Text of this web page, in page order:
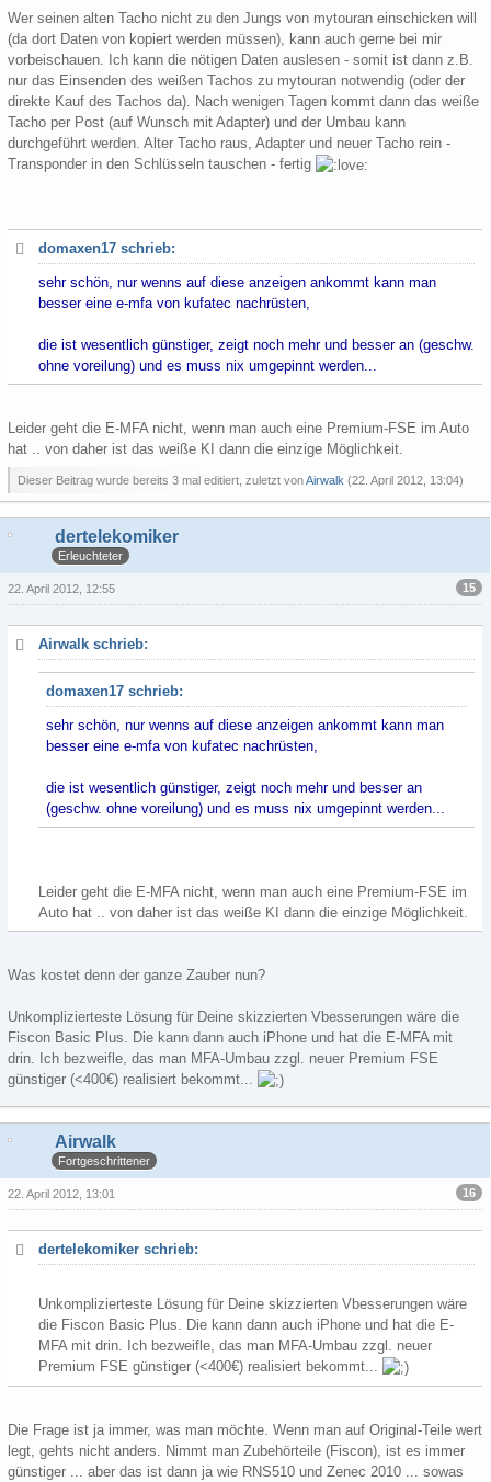
Wer seinen alten Tacho nicht zu den Jungs von mytouran einschicken will
(da dort Daten von kopiert werden müssen), kann auch gerne bei mir
vorbeischauen. Ich kann die nötigen Daten auslesen - somit ist dann z.B.
nur das Einsenden des weißen Tachos zu mytouran notwendig (oder der
direkte Kauf des Tachos da). Nach wenigen Tagen kommt dann das weiße
Tacho per Post (auf Wunsch mit Adapter) und der Umbau kann
durchgeführt werden. Alter Tacho raus, Adapter und neuer Tacho rein -
Transponder in den Schlüsseln tauschen - fertig
domaxen17 schrieb:
sehr schön, nur wenns auf diese anzeigen ankommt kann man
besser eine e-mfa von kufatec nachrüsten,
die ist wesentlich günstiger, zeigt noch mehr und besser an (geschw.
ohne voreilung) und es muss nix umgepinnt werden...
Leider geht die E-MFA nicht, wenn man auch eine Premium-FSE im Auto
hat .. von daher ist das weiße KI dann die einzige Möglichkeit.
Dieser Beitrag wurde bereits 3 mal editiert, zuletzt vonAirwalk (22. April 2012, 13:04)
dertelekomiker
Erleuchteter
15
22. April 2012, 12:55
Airwalk schrieb:
domaxen17 schrieb:
sehr schön, nur wenns auf diese anzeigen ankommt kann man
besser eine e-mfa von kufatec nachrüsten,
die ist wesentlich günstiger, zeigt noch mehr und besser an
(geschw. ohne voreilung) und es muss nix umgepinnt werden...
Leider geht die E-MFA nicht, wenn man auch eine Premium-FSE im
Auto hat .. von daher ist das weiße KI dann die einzige Möglichkeit.
Was kostet denn der ganze Zauber nun?
Unkomplizierteste Lösung für Deine skizzierten Vbesserungen wäre die
Fiscon Basic Plus. Die kann dann auch iPhone und hat die E-MFA mit
drin. Ich bezweifle, das man MFA-Umbau zzgl. neuer Premium FSE
günstiger (<400€) realisiert bekommt...
Airwalk
Fortgeschrittener
16
22. April 2012, 13:01
dertelekomiker schrieb:
Unkomplizierteste Lösung für Deine skizzierten Vbesserungen wäre
die Fiscon Basic Plus. Die kann dann auch iPhone und hat die E-
MFA mit drin. Ich bezweifle, das man MFA-Umbau zzgl. neuer
Premium FSE günstiger (<400€) realisiert bekommt...
Die Frage ist ja immer, was man möchte. Wenn man auf Original-Teile wert
legt, gehts nicht anders. Nimmt man Zubehörteile (Fiscon), ist es immer
günstiger ... aber das ist dann ja wie RNS510 und Zenec 2010 ... sowas